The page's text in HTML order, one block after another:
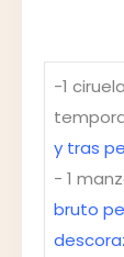
-1
y tras
- 1
bruto